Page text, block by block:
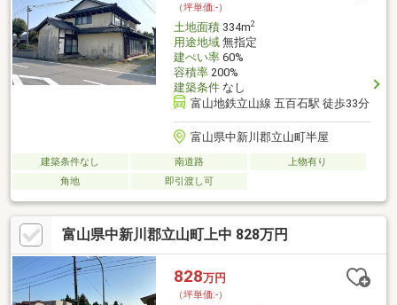
（坪単価:-）
土地面積334m2
用途地域無指定
建ぺい率60%
容積率200%
建築条件なし
富山地鉄立山線 五百石駅 徒歩33分
富山県中新川郡立山町半屋
建築条件なし 南道路
上物有り
角地
即引渡し可
富山県中新川郡立山町上中 828万円
828万円
（坪単価:-）